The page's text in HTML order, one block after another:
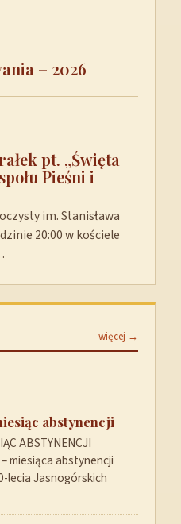
– 2026
pt. „Święta
Pieśni i
im. Stanisława
20:00 w kościele
więcej →
abstynencji
ABSTYNENCJI
miesiąca abstynencji
lecia Jasnogórskich